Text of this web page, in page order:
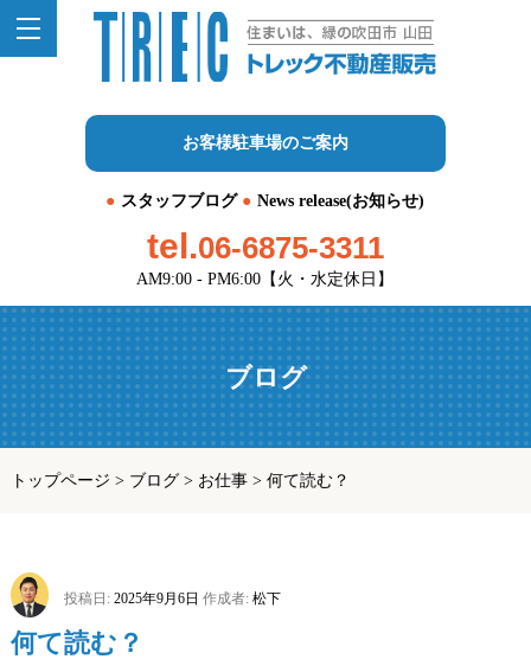
お客様駐車場のご案内
スタッフブログ News release(お知らせ)
tel.06-6875-3311
AM9:00 - PM6:00【火・水定休日】
ブログ
トップページ > ブログ> お仕事> 何て読む？
投稿日: 2025年9月6日 作成者: 松下
何て読む？